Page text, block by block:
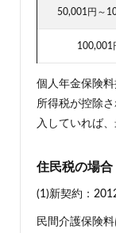
50,001円～
100,001
個人年金保険
所得税が控除
入していれば
住民税の場合
(1)新契約：
民間介護保険